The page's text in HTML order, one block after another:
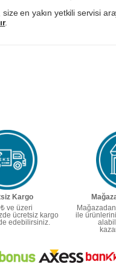
en yakın yetkili servisi
.
Kargo
ve üzeri
ücretsiz kargo
edebilirsiniz.
ile